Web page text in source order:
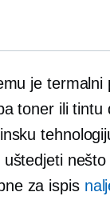
je termalni
toner ili
za ispis